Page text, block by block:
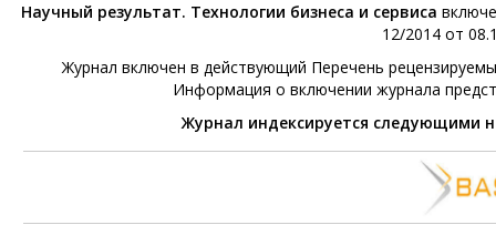
Научный результат. Технологии бизнеса и сервиса
12/2014 от
Журнал включен в действующий Перечень
Информация о включении журнала
Журнал индексируется следующими